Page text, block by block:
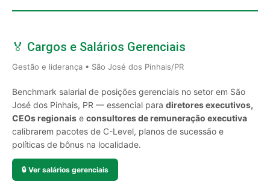
🏅 Cargos e Salários Gerenciais
Gestão e liderança • São José dos Pinhais/PR
Benchmark salarial de posições gerenciais no setor em São
José dos Pinhais, PR — essencial para diretores executivos,
CEOs regionais e consultores de remuneração executiva
calibrarem pacotes de C-Level, planos de sucessão e
políticas de bônus na localidade.
🔒 Ver salários gerenciais